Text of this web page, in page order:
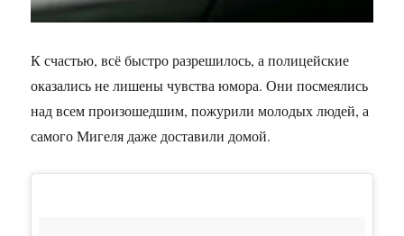
К счастью, всё быстро разрешилось, а полицейские
оказались не лишены чувства юмора. Они посмеялись
над всем произошедшим, пожурили молодых людей, а
самого Мигеля даже доставили домой.